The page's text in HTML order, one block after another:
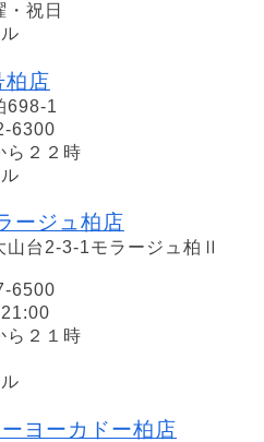
祝日
店
698-1
6300
ら２２時
ージュ柏店
山台2-3-1モラージュ柏Ⅱ
6500
ら２１時
ヨーカドー柏店